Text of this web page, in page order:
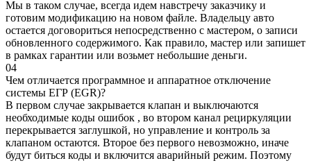
Мы в таком случае, всегда идем навстречу заказчику и
готовим модификацию на новом файле. Владельцу авто
остается договориться непосредственно с мастером, о записи
обновленного содержимого. Как правило, мастер или запишет
в рамках гарантии или возьмет небольшие деньги.
04
Чем отличается программное и аппаратное отключение
системы ЕГР (EGR)?
В первом случае закрывается клапан и выключаются
необходимые коды ошибок , во втором канал рециркуляции
перекрывается заглушкой, но управление и контроль за
клапаном остаются. Второе без первого невозможно, иначе
будут биться коды и включится аварийный режим. Поэтому